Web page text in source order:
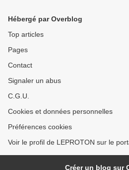
Hébergé par Overblog
Top articles
Pages
Contact
Signaler un abus
C.G.U.
Cookies et données personnelles
Préférences cookies
Voir le profil de LEPROTON sur le
Créer un blog sur